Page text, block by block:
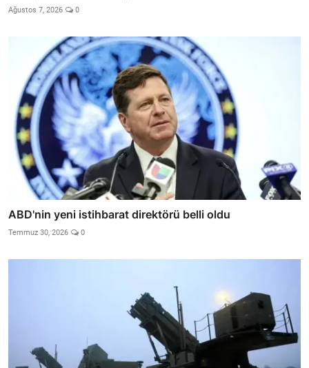
Ağustos 7, 2026 0
ABD'nin yeni istihbarat direktörü belli oldu
Temmuz 30, 2026 0